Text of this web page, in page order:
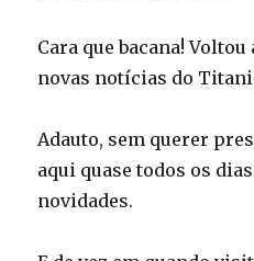
Cara que bacana!
novas notícias do
Adauto, sem querer
aqui quase todos os
novidades.